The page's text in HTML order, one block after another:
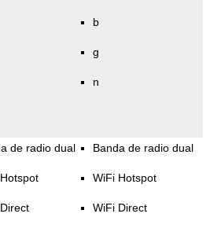
b
g
n
de radio dual Banda de radio dual
WiFi Hotspot
WiFi Direct